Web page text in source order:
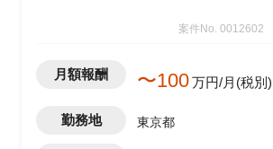
案件No. 0012602
月額報酬 〜100万円/月(税別)
勤務地 東京都